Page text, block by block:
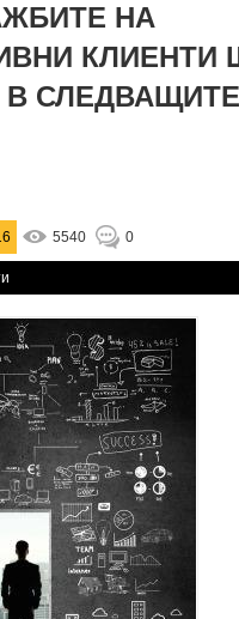
НА
КЛИЕНТИ
СЛЕДВАЩИТЕ
5540 0